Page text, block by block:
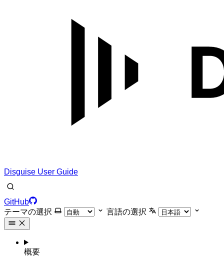
Disguise User Guide
GitHub
テーマの選択
言語の選択
概要